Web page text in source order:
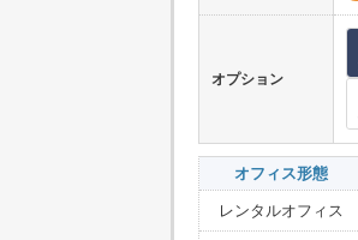
オプション
オフィス形態
レンタルオフィス